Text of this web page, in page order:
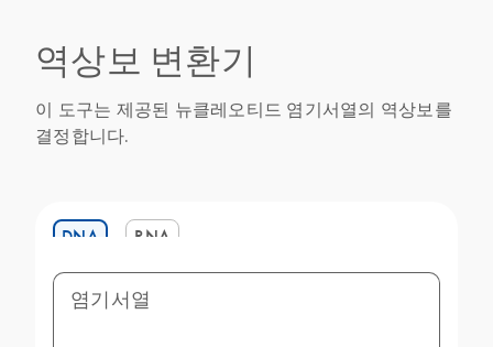
역상보 변환기
이 도구는 제공된 뉴클레오티드 염기서열의 역상보를
결정합니다.
DNA RNA
염기서열